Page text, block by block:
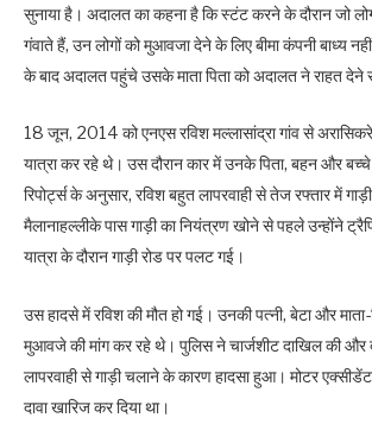
सुनाया है। अदालत का कहना है कि स्टंट करने के दौरान जो
गंवाते हैं, उन लोगों को मुआवजा देने के लिए बीमा कंपनी बाध्य
के बाद अदालत पहुंचे उसके माता पिता को अदालत ने राहत देने
18 जून, 2014 को एनएस रविश मल्लासांद्रा गांव से
यात्रा कर रहे थे। उस दौरान कार में उनके पिता, बहन और
रिपोर्ट्स के अनुसार, रविश बहुत लापरवाही से तेज रफ्तार में
मैलानाहल्लीके पास गाड़ी का नियंत्रण खोने से पहले उन्होंने
यात्रा के दौरान गाड़ी रोड पर पलट गई।
उस हादसे में रविश की मौत हो गई। उनकी पत्नी, बेटा और
मुआवजे की मांग कर रहे थे। पुलिस ने चार्जशीट दाखिल की और
लापरवाही से गाड़ी चलाने के कारण हादसा हुआ। मोटर
दावा खारिज कर दिया था।